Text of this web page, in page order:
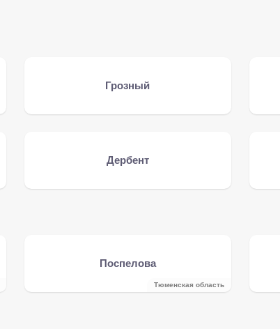
Грозный
Дербент
Поспелова
Тюменская область